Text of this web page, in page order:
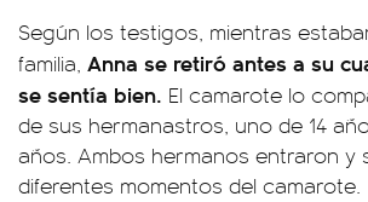
Según los testigos, mientras
familia, Anna se retiró antes a su
se sentía bien. El camarote lo
de sus hermanastros, uno de 14
años. Ambos hermanos entraron y
diferentes momentos del camarote.